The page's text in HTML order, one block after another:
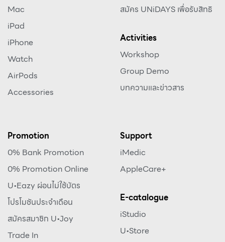
Mac
iPad
iPhone
Watch
AirPods
Accessories
สมัคร UNiDAYS เพื่อรับสิทธิ
Activities
Workshop
Group Demo
บทความและข่าวสาร
Promotion
0% Bank Promotion
0% Promotion Online
U•Eazy ผ่อนไม่ใช้บัตร
โปรโมชันประจำเดือน
สมัครสมาชิก U•Joy
Trade In
Support
iMedic
AppleCare+
E-catalogue
iStudio
U•Store